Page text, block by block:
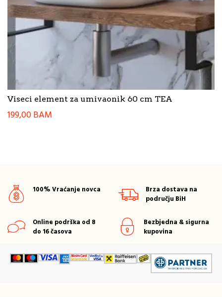
Viseci element za umivaonik 60 cm TEA
199,00BAM
100% Vraćanje novca
Brza dostava na
području BiH
Online podrška od 8
do 16 časova
Bezbjedna & sigurna
kupovina